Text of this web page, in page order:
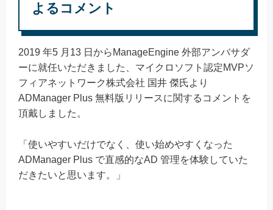
よるコメント
2019 年5 月13 日からManageEngine 外部アンバサダ
ーに就任いただきました、マイクロソフト認定MVPソ
フィアネットワーク株式会社 国井 傑氏より
ADManager Plus 無料版リリースに関するコメントを
頂戴しました。
「使いやすいだけでなく、使い始めやすくなった
ADManager Plus で直感的なAD 管理を体験していた
だきたいと思います。」